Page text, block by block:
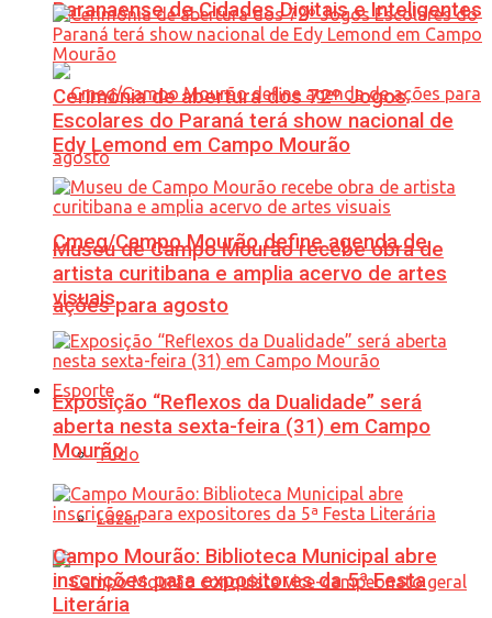
Paranaense de Cidades Digitais e Inteligentes
Cmeg/Campo Mourão define agenda de
ações para agosto
Esporte
Tudo
Lazer
Cerimônia de abertura dos 72º Jogos
Escolares do Paraná terá show nacional de
Edy Lemond em Campo Mourão
Museu de Campo Mourão recebe obra de
artista curitibana e amplia acervo de artes
visuais
Exposição “Reflexos da Dualidade” será
aberta nesta sexta-feira (31) em Campo
Mourão
Campo Mourão: Biblioteca Municipal abre
inscrições para expositores da 5ª Festa
Literária